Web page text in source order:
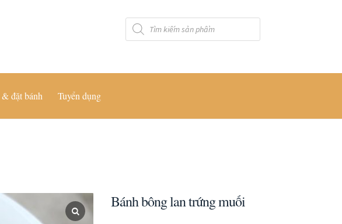
Tìm
kiếm
sản
đặt bánh Tuyển dụng
Bánh bông lan trứng muối